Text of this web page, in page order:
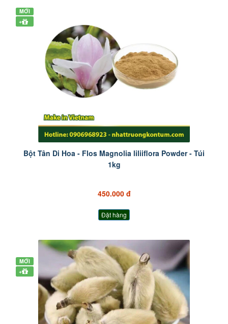
MỚI
+
Bột Tân Di Hoa - Flos Magnolia liliiflora Powder - Túi
1kg
450.000 đ
Đặt hàng
MỚI
+